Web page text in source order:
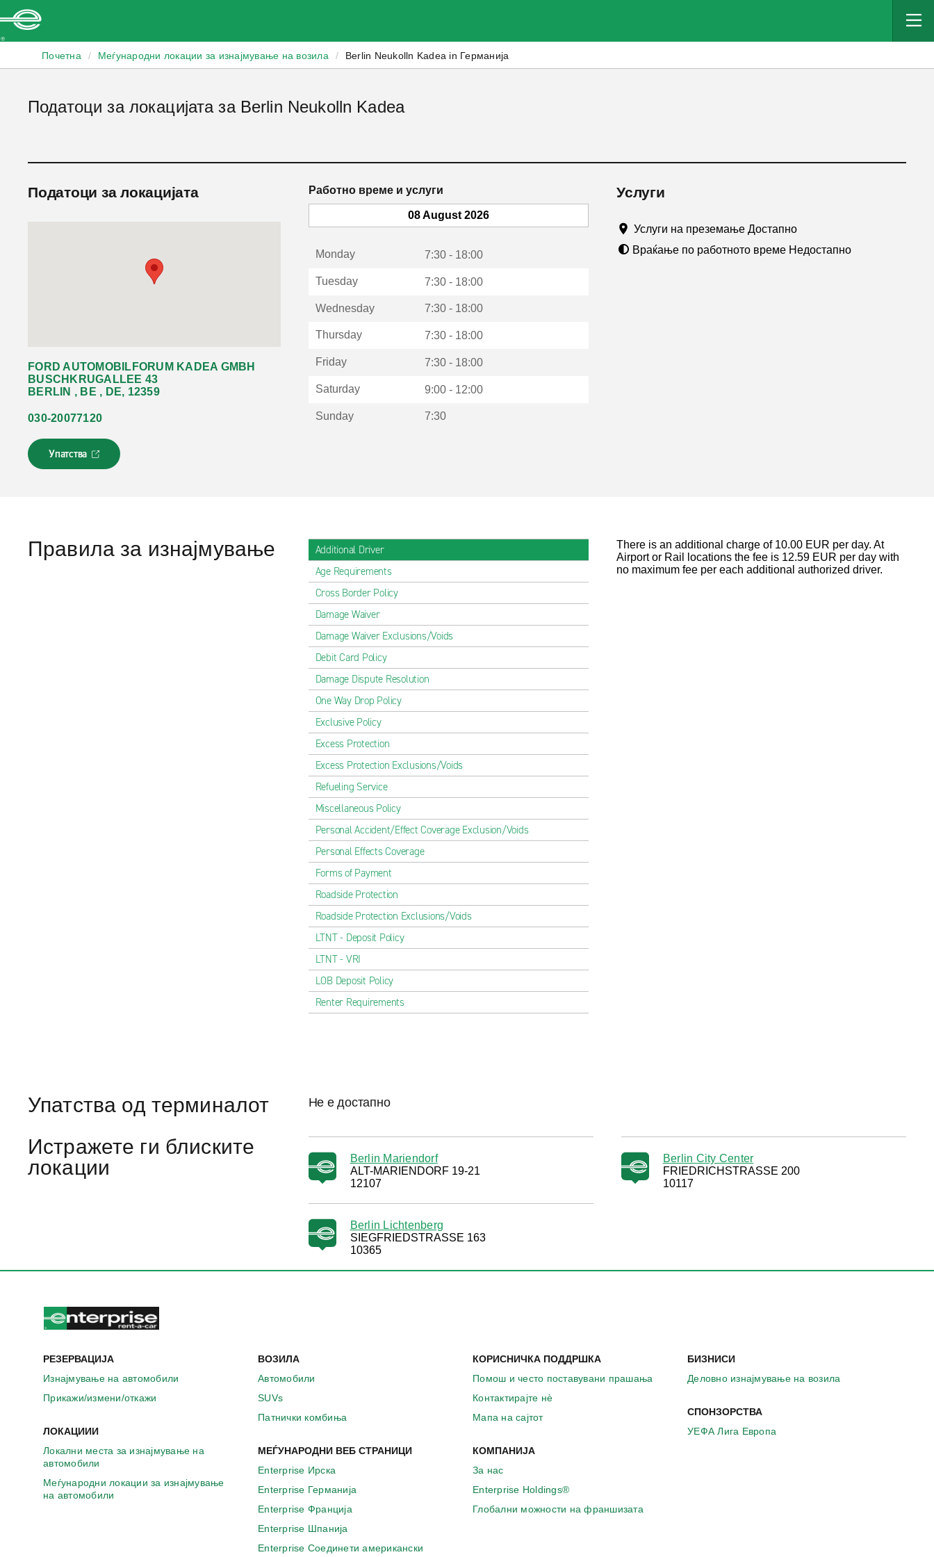
Почетна / Меѓународни локации за изнајмување на возила / Berlin Neukolln Kadea in Германија
Податоци за локацијата за Berlin Neukolln Kadea
Податоци за локацијата
FORD AUTOMOBILFORUM KADEA GMBH
BUSCHKRUGALLEE 43
BERLIN , BE , DE, 12359
030-20077120
Упатства
Л
и
е
Работно време и услуги
08 August 2026
Monday 7:30 - 18:00
Tuesday 7:30 - 18:00
Wednesday 7:30 - 18:00
Thursday 7:30 - 18:00
Friday 7:30 - 18:00
Saturday 9:00 - 12:00
Sunday 7:30
Услуги
Услуги на преземање Достапно
Враќање по работното време Недостапно
Правила за изнајмување
Additional Driver
Age Requirements
Cross Border Policy
Damage Waiver
Damage Waiver Exclusions/Voids
Debit Card Policy
Damage Dispute Resolution
One Way Drop Policy
Exclusive Policy
Excess Protection
Excess Protection Exclusions/Voids
Refueling Service
Miscellaneous Policy
Personal Accident/Effect Coverage Exclusion/Voids
Personal Effects Coverage
Forms of Payment
Roadside Protection
Roadside Protection Exclusions/Voids
LTNT - Deposit Policy
LTNT - VRI
LOB Deposit Policy
Renter Requirements
There is an additional charge of 10.00 EUR per day. At
Airport or Rail locations the fee is 12.59 EUR per day with
no maximum fee per each additional authorized driver.
Упатства од терминалот Не е достапно
Истражете ги блиските
локации
Berlin Mariendorf
ALT-MARIENDORF 19-21
12107
Berlin City Center
FRIEDRICHSTRASSE 200
10117
Berlin Lichtenberg
SIEGFRIEDSTRASSE 163
10365
РЕЗЕРВАЦИЈА
Изнајмување на автомобили
Прикажи/измени/откажи
ЛОКАЦИИИ
Локални места за изнајмување на
автомобили
Меѓународни локации за изнајмување
на автомобили
ВОЗИЛА
Автомобили
SUVs
Патнички комбиња
МЕЃУНАРОДНИ ВЕБ СТРАНИЦИ
Enterprise Ирска
Enterprise Германија
Enterprise Франција
Enterprise Шпанија
Enterprise Соединети американски
КОРИСНИЧКА ПОДДРШКА
Помош и често поставувани прашања
Контактирајте нѐ
Мапа на сајтот
КОМПАНИЈА
За нас
Enterprise Holdings®
Глобални можности на франшизата
БИЗНИСИ
Деловно изнајмување на возила
СПОНЗОРСТВА
УЕФА Лига Европа